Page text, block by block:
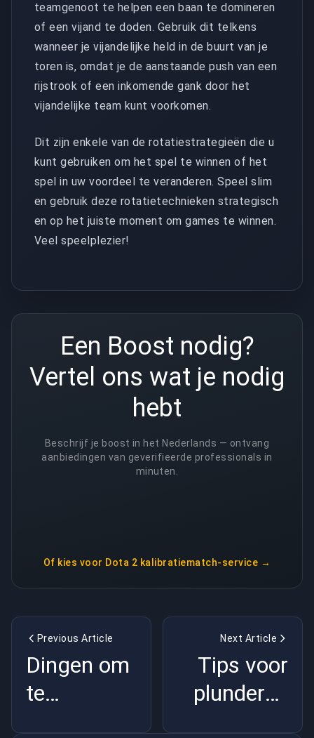
teamgenoot te helpen een baan te domineren
of een vijand te doden. Gebruik dit telkens
wanneer je vijandelijke held in de buurt van je
toren is, omdat je de aanstaande push van een
rijstrook of een inkomende gank door het
vijandelijke team kunt voorkomen.
Dit zijn enkele van de rotatiestrategieën die u
kunt gebruiken om het spel te winnen of het
spel in uw voordeel te veranderen. Speel slim
en gebruik deze rotatietechnieken strategisch
en op het juiste moment om games te winnen.
Veel speelplezier!
Een Boost nodig?
Vertel ons wat je nodig
hebt
Beschrijf je boost in het Nederlands — ontvang
aanbiedingen van geverifieerde professionals in
minuten.
Of kies voor Dota 2 kalibratiematch-service →
Previous Article
Dingen om
te
Next Article
Tips voor
plunderen